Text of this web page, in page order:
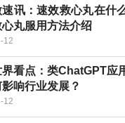
速讯：速效救心丸在什
心丸服用方法介绍
12
界看点：类ChatGPT应
响行业发展？
12